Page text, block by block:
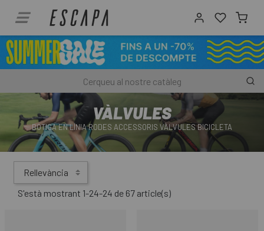
VÀLVULES
BOTIGA EN LÍNIA RODES ACCESSORIS VÀLVULES BICICLETA
Rellevància
S'està mostrant 1-24-24 de 67 article(s)